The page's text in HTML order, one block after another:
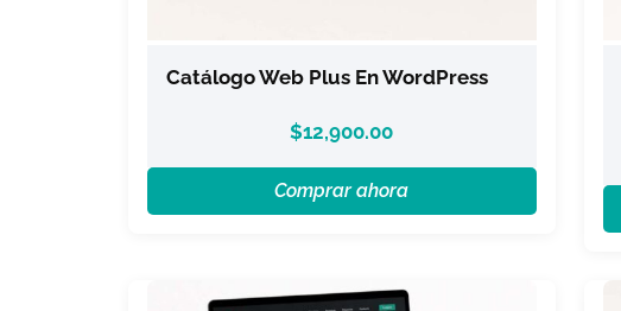
Catálogo Web Plus En WordPress
$12,900.00
Comprar ahora